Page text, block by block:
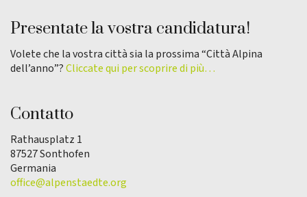
Presentate la vostra candidatura!
Volete che la vostra città sia la prossima “Città Alpina
dell’anno”?Cliccate qui per scoprire di più…
Contatto
Rathausplatz 1
87527 Sonthofen
Germania
office@alpenstaedte.org